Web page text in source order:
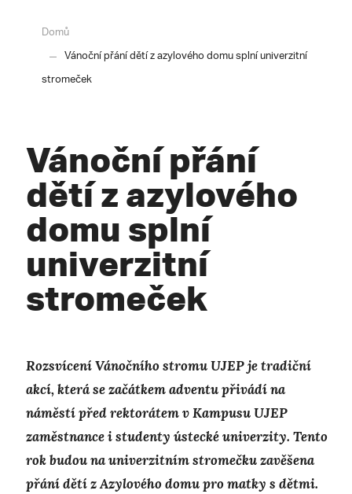
Domů
Vánoční přání dětí z azylového domu splní univerzitní
stromeček
Vánoční přání
dětí z azylového
domu splní
univerzitní
stromeček
Rozsvícení Vánočního stromu UJEP je tradiční
akcí, která se začátkem adventu přivádí na
náměstí před rektorátem v Kampusu UJEP
zaměstnance i studenty ústecké univerzity. Tento
rok budou na univerzitním stromečku zavěšena
přání dětí z Azylového domu pro matky s dětmi.